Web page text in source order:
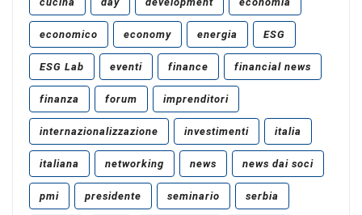
economico economy energia ESG
ESG Lab eventi finance financial news
finanza forum imprenditori
internazionalizzazione investimenti italia
italiana networking news news dai soci
pmi presidente seminario serbia